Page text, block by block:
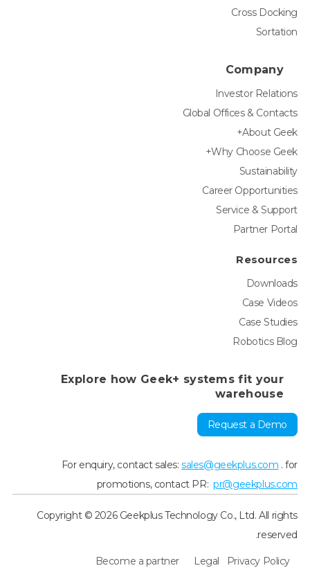
Cross Docking
Sortation
Company
Investor Relations
Global Offices & Contacts
About Geek+
Why Choose Geek+
Sustainability
Career Opportunities
Service & Support
Partner Portal
Resources
Downloads
Case Videos
Case Studies
Robotics Blog
Explore how Geek+ systems fit your
warehouse
Request a Demo
For enquiry, contact sales:sales@geekplus.com . for
promotions, contact PR:pr@geekplus.com
Copyright © 2026 Geekplus Technology Co., Ltd. All rights
reserved.
Privacy Policy
Legal
Become a partner